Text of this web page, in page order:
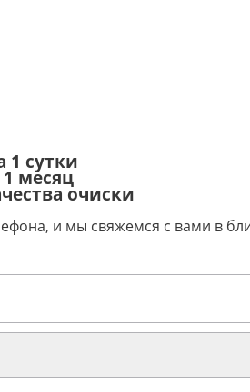
1 сутки
месяц
очиски
и мы свяжемся с вами в